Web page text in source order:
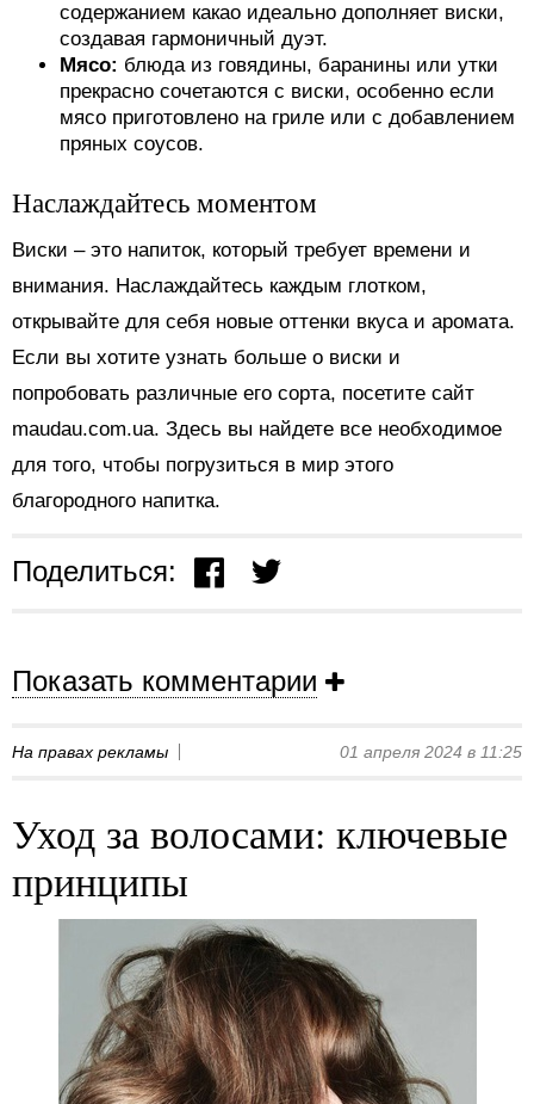
содержанием какао идеально дополняет виски,
создавая гармоничный дуэт.
Мясо: блюда из говядины, баранины или утки
прекрасно сочетаются с виски, особенно если
мясо приготовлено на гриле или с добавлением
пряных соусов.
Наслаждайтесь моментом
Виски – это напиток, который требует времени и
внимания. Наслаждайтесь каждым глотком,
открывайте для себя новые оттенки вкуса и аромата.
Если вы хотите узнать больше о виски и
попробовать различные его сорта, посетите сайт
maudau.com.ua. Здесь вы найдете все необходимое
для того, чтобы погрузиться в мир этого
благородного напитка.
Поделиться:
Показать комментарии
На правах рекламы 01 апреля 2024 в 11:25
Уход за волосами: ключевые
принципы